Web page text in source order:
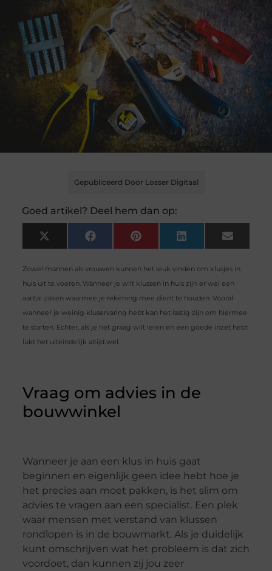
Gepubliceerd Door Losser Digitaal
Goed artikel? Deel hem dan op:
X
(Twitter)
FacebookPinterest LinkedIn Email
Zowel mannen als vrouwen kunnen het leuk vinden om klusjes in
huis uit te voeren. Wanneer je wilt klussen in huis zijn er wel een
aantal zaken waarmee je rekening mee dient te houden. Vooral
wanneer je weinig kluservaring hebt kan het lastig zijn om hiermee
te starten. Echter, als je het graag wilt leren en een goede inzet hebt
lukt het uiteindelijk altijd wel.
Vraag om advies in de
bouwwinkel
Wanneer je aan een klus in huis gaat
beginnen en eigenlijk geen idee hebt hoe je
het precies aan moet pakken, is het slim om
advies te vragen aan een specialist. Een plek
waar mensen met verstand van klussen
rondlopen is in de bouwmarkt. Als je duidelijk
kunt omschrijven wat het probleem is dat zich
voordoet, dan kunnen zij jou zeer